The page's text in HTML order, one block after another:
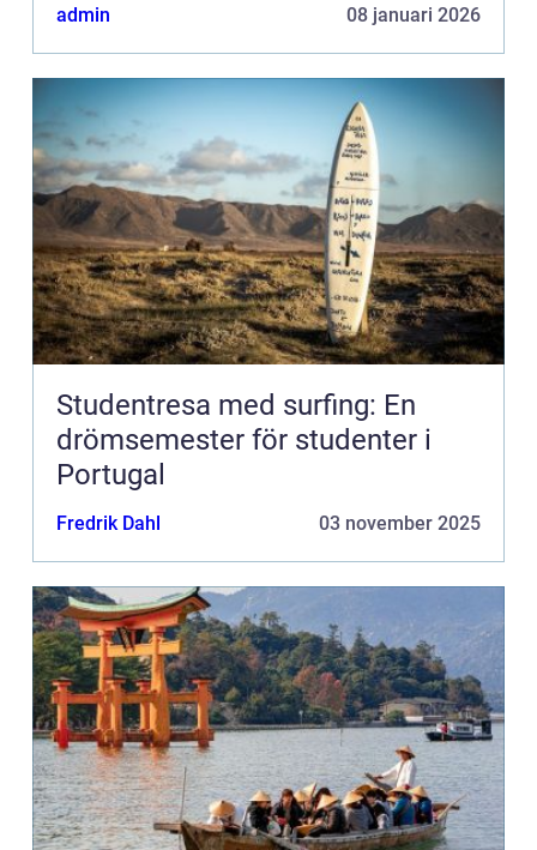
admin 08 januari 2026
Studentresa med surfing: En
drömsemester för studenter i
Portugal
Fredrik Dahl 03 november 2025